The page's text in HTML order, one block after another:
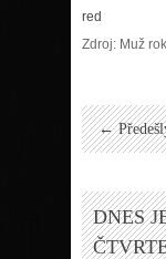
red
Zdroj: Muž
←
DNES